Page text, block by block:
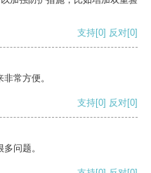
支持[0] 反对[0]
常方便。
支持[0] 反对[0]
问题。